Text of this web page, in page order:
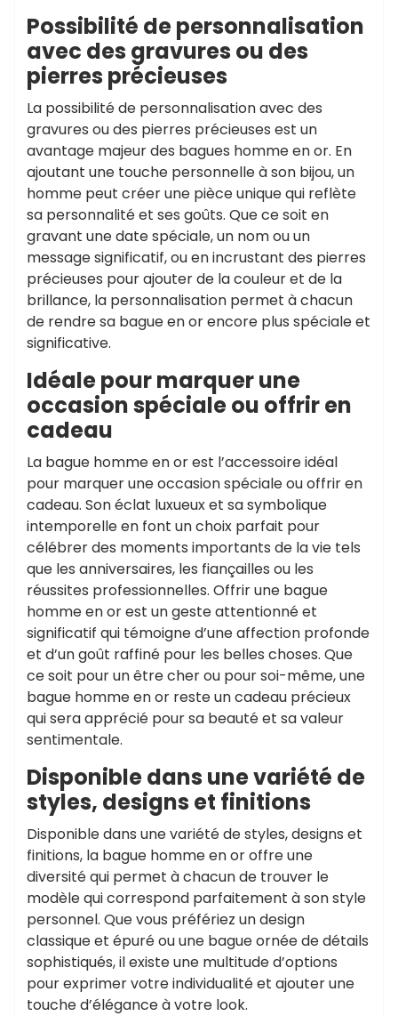
Possibilité de personnalisation
avec des gravures ou des
pierres précieuses
La possibilité de personnalisation avec des
gravures ou des pierres précieuses est un
avantage majeur des bagues homme en or. En
ajoutant une touche personnelle à son bijou, un
homme peut créer une pièce unique qui reflète
sa personnalité et ses goûts. Que ce soit en
gravant une date spéciale, un nom ou un
message significatif, ou en incrustant des pierres
précieuses pour ajouter de la couleur et de la
brillance, la personnalisation permet à chacun
de rendre sa bague en or encore plus spéciale et
significative.
Idéale pour marquer une
occasion spéciale ou offrir en
cadeau
La bague homme en or est l’accessoire idéal
pour marquer une occasion spéciale ou offrir en
cadeau. Son éclat luxueux et sa symbolique
intemporelle en font un choix parfait pour
célébrer des moments importants de la vie tels
que les anniversaires, les fiançailles ou les
réussites professionnelles. Offrir une bague
homme en or est un geste attentionné et
significatif qui témoigne d’une affection profonde
et d’un goût raffiné pour les belles choses. Que
ce soit pour un être cher ou pour soi-même, une
bague homme en or reste un cadeau précieux
qui sera apprécié pour sa beauté et sa valeur
sentimentale.
Disponible dans une variété de
styles, designs et finitions
Disponible dans une variété de styles, designs et
finitions, la bague homme en or offre une
diversité qui permet à chacun de trouver le
modèle qui correspond parfaitement à son style
personnel. Que vous préfériez un design
classique et épuré ou une bague ornée de détails
sophistiqués, il existe une multitude d’options
pour exprimer votre individualité et ajouter une
touche d’élégance à votre look.